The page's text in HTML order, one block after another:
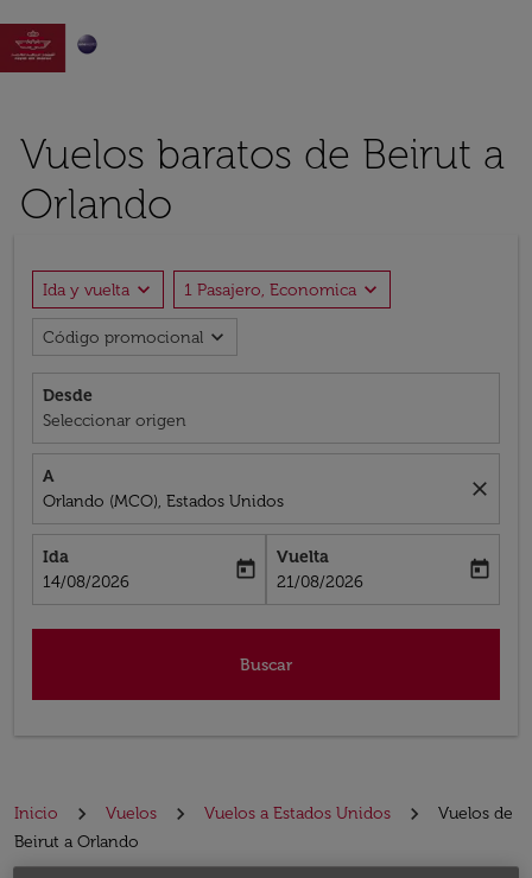

Vuelos baratos de Beirut a
Orlando
Ida y vuelta expand_more 1 Pasajero, Economica expand_more
Código promocional expand_more
Desde
Seleccionar origen
A
Orlando (MCO), Estados Unidos
close
Ida
fc-booking-departure-date-aria-label
14/08/2026
today
Vuelta
fc-booking-return-date-aria-label
21/08/2026
today
Buscar
Inicio Vuelos Vuelos a Estados Unidos
Vuelos de
Beirut a Orlando